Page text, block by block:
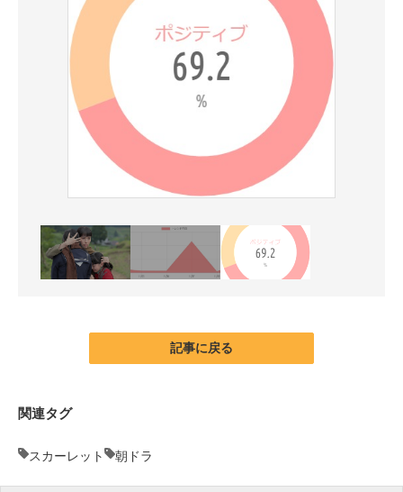
記事に戻る
関連タグ
スカーレット 朝ドラ